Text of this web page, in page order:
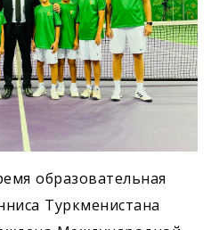
образовательная
Туркменистана